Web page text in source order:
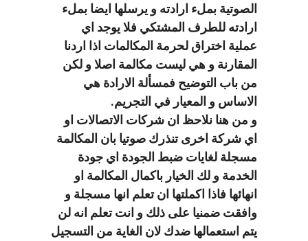
الصوتية بملء ارادته و يرسلها ايضا بملء
ارادته للطرف المشتكي فلا يوجد اي
عملية اختراق لحرمة المكالمات اذا اردنا
المقارنة و هي ليست مكالمة اصلا و لكن
من باب التوضيح فمسألة الارادة هي
الاساس و المعيار في التجريم.
و من هنا نلاحظ ان شركات الاتصالات او
اي شركة اخرى تنذرك صوتيا بان المكالمة
مسجلة لغايات ضبط الجودة اي جودة
الخدمة و لك الخيار باكمال المكالمة او
انهائها فاذا اكملتها ان تعلم انها مسجلة و
وافقت ضمنيا على ذلك و انت تعلم انه لن
يتم استعمالها ضدك لان الغاية من التسجيل